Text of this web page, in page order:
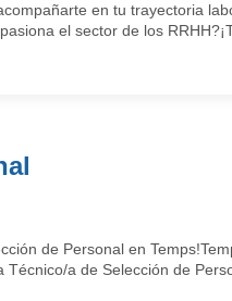
en tu trayectoria
el sector de los
de Personal en
a de Selección de